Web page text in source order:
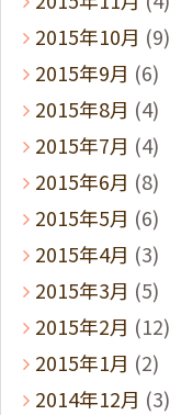
2015年10月 (9)
2015年9月 (6)
2015年8月 (4)
2015年7月 (4)
2015年6月 (8)
2015年5月 (6)
2015年4月 (3)
2015年3月 (5)
2015年2月 (12)
2015年1月 (2)
2014年12月 (3)